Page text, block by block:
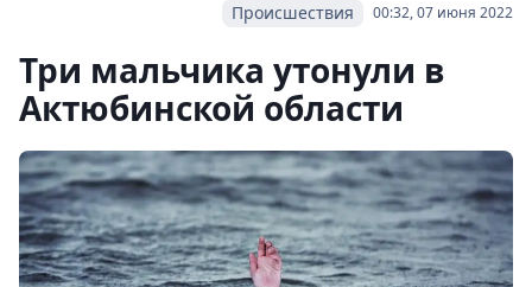
00:32, 07 июня 2022
Происшествия
Три мальчика утонули в
Актюбинской области